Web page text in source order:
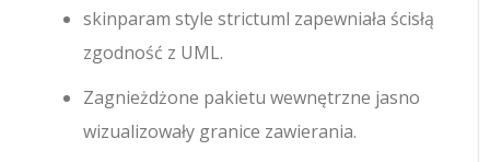
skinparam style strictuml zapewniała ścisłą
zgodność z UML.
Zagnieżdżone pakietu wewnętrzne jasno
wizualizowały granice zawierania.